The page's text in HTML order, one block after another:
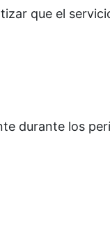
que el
durante los